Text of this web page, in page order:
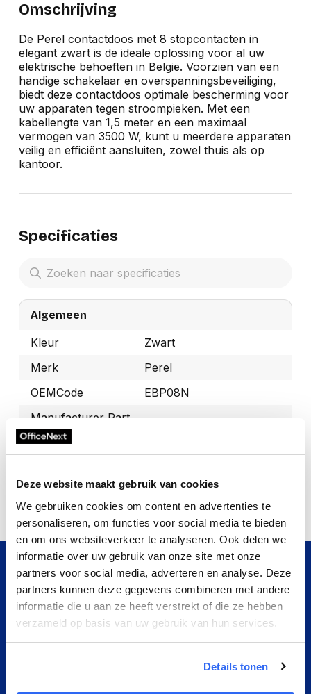
Deze website maakt gebruik van cookies
We gebruiken cookies om content en advertenties te
personaliseren, om functies voor social media te bieden
en om ons websiteverkeer te analyseren. Ook delen we
informatie over uw gebruik van onze site met onze
partners voor social media, adverteren en analyse. Deze
partners kunnen deze gegevens combineren met andere
informatie die u aan ze heeft verstrekt of die ze hebben
verzameld op basis van uw gebruik van hun services.
Details tonen
Omschrijving
De Perel contactdoos met 8 stopcontacten in
elegant zwart is de ideale oplossing voor al uw
elektrische behoeften in België. Voorzien van een
handige schakelaar en overspanningsbeveiliging,
biedt deze contactdoos optimale bescherming voor
uw apparaten tegen stroompieken. Met een
kabellengte van 1,5 meter en een maximaal
vermogen van 3500 W, kunt u meerdere apparaten
veilig en efficiënt aansluiten, zowel thuis als op
kantoor.
Specificaties
Algemeen
Kleur
Zwart
Merk
Perel
OEMCode
EBP08N
Manufacturer Part
Number
GTIN 5410329416317
Lengte
580 mm
70 mm
Hoogte
50 mm
Verpakking
Hét adres voor